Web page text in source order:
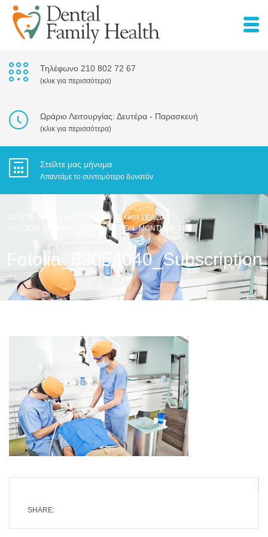
Τηλέφωνο 210 802 72 67
(κλικ για περισσότερα)
Ωράριο Λειτουργίας: Δευτέρα - Παρασκευή
(κλικ για περισσότερα)
Στείλτε μας μήνυμα
Απαντάμε το συντομότερο δυνατόν
DENTAL FAMILY HEALTH > ΑΡΧΙΚΉ ΣΕΛΊΔΑ
FOTOLIA_63054040_SUBSCRIPTION_MONTHLY_XL
SHARE: